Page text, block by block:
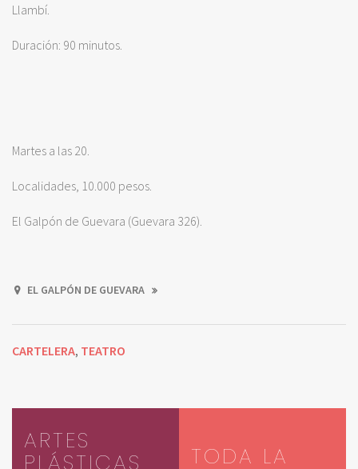
Llambí.
Duración: 90 minutos.
Martes a las 20.
Localidades, 10.000 pesos.
El Galpón de Guevara (Guevara 326).
EL GALPÓN DE GUEVARA
CARTELERA, TEATRO
ARTES
PLÁSTICAS TODA LA